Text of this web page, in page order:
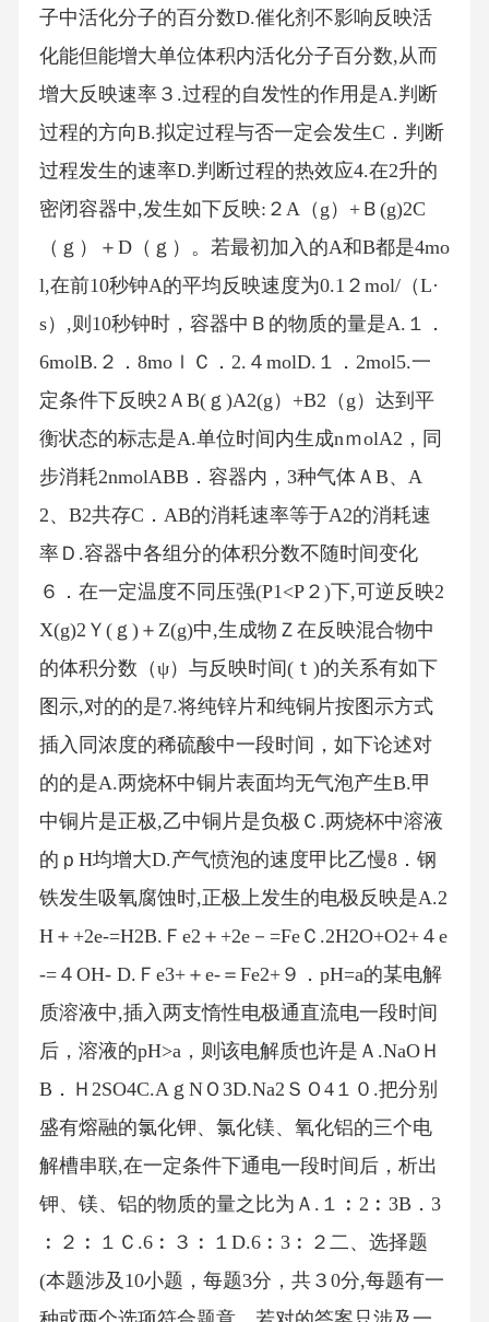
子中活化分子的百分数D.催化剂不影响反映活
化能但能增大单位体积内活化分子百分数,从而
增大反映速率３.过程的自发性的作用是A.判断
过程的方向B.拟定过程与否一定会发生C．判断
过程发生的速率D.判断过程的热效应4.在2升的
密闭容器中,发生如下反映:２A（g）+Ｂ(g)2C
（ｇ）＋D（ｇ）。若最初加入的A和B都是4mo
l,在前10秒钟A的平均反映速度为0.1２mol/（L·
s）,则10秒钟时，容器中Ｂ的物质的量是A.１．
6molB.２．8moｌＣ．2.４molD.１．2mol5.一
定条件下反映2ＡB(ｇ)A2(g）+B2（g）达到平
衡状态的标志是A.单位时间内生成nｍolA2，同
步消耗2nmolABB．容器内，3种气体ＡB、A
2、B2共存C．AB的消耗速率等于A2的消耗速
率Ｄ.容器中各组分的体积分数不随时间变化
６．在一定温度不同压强(P1<P２)下,可逆反映2
X(g)2Ｙ(ｇ)＋Z(g)中,生成物Ｚ在反映混合物中
的体积分数（ψ）与反映时间(ｔ)的关系有如下
图示,对的的是7.将纯锌片和纯铜片按图示方式
插入同浓度的稀硫酸中一段时间，如下论述对
的的是A.两烧杯中铜片表面均无气泡产生B.甲
中铜片是正极,乙中铜片是负极Ｃ.两烧杯中溶液
的ｐH均增大D.产气愤泡的速度甲比乙慢8．钢
铁发生吸氧腐蚀时,正极上发生的电极反映是A.2
H＋+2e-=H2B.Ｆe2＋+2e－=FeＣ.2H2O+O2+４e
-=４OH- D.Ｆe3+＋e-＝Fe2+９．pH=a的某电解
质溶液中,插入两支惰性电极通直流电一段时间
后，溶液的pH>a，则该电解质也许是Ａ.NaOＨ
B．Ｈ2SO4C.AｇNＯ3D.Na2ＳＯ4１０.把分别
盛有熔融的氯化钾、氯化镁、氧化铝的三个电
解槽串联,在一定条件下通电一段时间后，析出
钾、镁、铝的物质的量之比为Ａ.１︰2︰3B．3
︰２︰１Ｃ.6︰３︰１D.6︰3︰２二、选择题
(本题涉及10小题，每题3分，共３0分,每题有一